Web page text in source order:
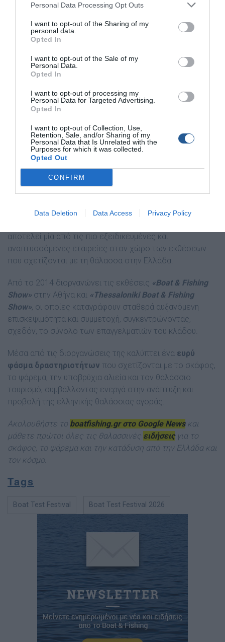
Personal Data Processing Opt Outs
I want to opt-out of the Sharing of my
personal data.
Opted In
I want to opt-out of the Sale of my
Personal Data.
Opted In
I want to opt-out of processing my
Personal Data for Targeted Advertising.
Opted In
I want to opt-out of Collection, Use,
Retention, Sale, and/or Sharing of my
Personal Data that Is Unrelated with the
Purposes for which it was collected.
Opted Out
CONFIRM
Data Deletion Data Access Privacy Policy
επαγγελματίες όσο και στο κοινό μια ρεαλιστική και
ολοκληρωμένη εικόνα, ενισχύοντας τη διαδικασία
Για τις εταιρείες του κλάδου, η διοργάνωση λειτουργεί
καθώς δημιουργεί άμεση επαφή με στοχευμένο κοινό και
προσφέρει πρακτική παρουσίαση των προϊόντων τους.
Η βιωματική εμπειρία που προσφέρει το event αναμένεται
να συμβάλει ουσιαστικά στη λήψη αποφάσεων από τους
υποψήφιους αγοραστές.
«Boat Test Festival 2026»
αποτελεί μία από τις πιο εξειδικευμένες και
αναπτυσσόμενες εταιρείες στον χώρο των εκθέσεων
που σχετίζονται με τη θάλασσα στην Ελλάδα.
Από το 2014 διοργανώνει τις εκθέσεις «Boat & Fishing
Show» στην Αθήνα και «Thessaloniki Boat & Fishing
Show», οι οποίες καταγράφουν σταθερά αυξανόμενη
επισκεψιμότητα και συμμετοχή, συγκεντρώνοντας,
σχεδόν, το σύνολο των επαγγελματιών του κλάδου.
Μέσα από τις διοργανώσεις της καλύπτει ένα ευρύ
φάσμα δραστηριοτήτων που σχετίζονται με το σκάφος,
το ψάρεμα, την υποβρύχια αλιεία και τον θαλάσσιο
τουρισμό, συμβάλλοντας ενεργά στην ανάπτυξη και
προβολή της ελληνικής θαλάσσιας αγοράς.
Ακολουθήστε το boatfishing.gr στο Google Newsκαι
μάθετε πρώτοι όλες τις θαλασσινές ειδήσειςγια το
σκάφος, το ψάρεμα και την κατάδυση από την Ελλάδα και
τον κόσμο.
Tags
Boat Test Festival Boat Test Festival 2026